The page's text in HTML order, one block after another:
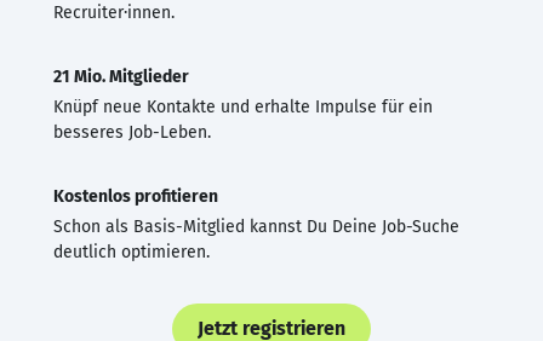
Recruiter·innen.
21 Mio. Mitglieder
Knüpf neue Kontakte und erhalte Impulse für ein
besseres Job-Leben.
Kostenlos profitieren
Schon als Basis-Mitglied kannst Du Deine Job-Suche
deutlich optimieren.
Jetzt registrieren